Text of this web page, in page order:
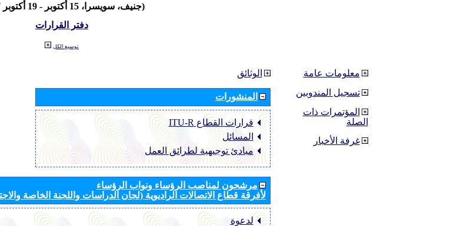
(جنيف، سويسرا، 15 أكتوبر - 19 أكتوبر 2007)
دفتر القرارات
توسيع الكل
الوثائق
المنشورات
قرارات القطاع ‏ITU-R
المسائل
مبادئ توجيهية لطرائق العمل
مرشحون لمناصب الرؤساء ونواب الرؤساء
لأفرقة قطاع الاتصالات الراديوية (لجان الدراسات واللجنة الخاصة
لدعوة
معلومات عامة
تسجيل المندوبين
المؤتمرات ذات
الصلة
غرفة الأخبار